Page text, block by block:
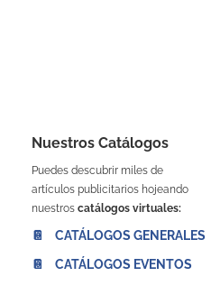
Nuestros Catálogos
Puedes descubrir miles de
artículos publicitarios hojeando
nuestros catálogos virtuales:
📔 CATÁLOGOS GENERALES
📔 CATÁLOGOS EVENTOS